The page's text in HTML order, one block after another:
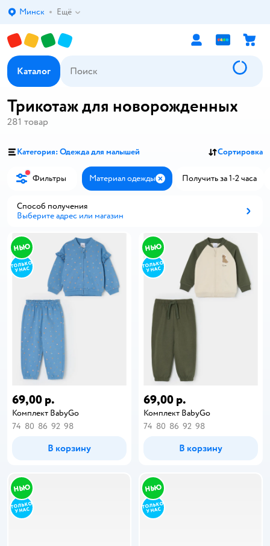
Выбор адреса доставки.
Минск Ещё
Каталог
Трикотаж для новорожденных
281 товар
Категория: Одежда для малышей Сортировка
Фильтры Материал одежды ЗакрытьПолучить за 1-2 часа
Способ получения
Выберите адрес или магазин
69,00 р.
Комплект BabyGo
74 80 86 92 98
В корзину
69,00 р.
Комплект BabyGo
74 80 86 92 98
В корзину